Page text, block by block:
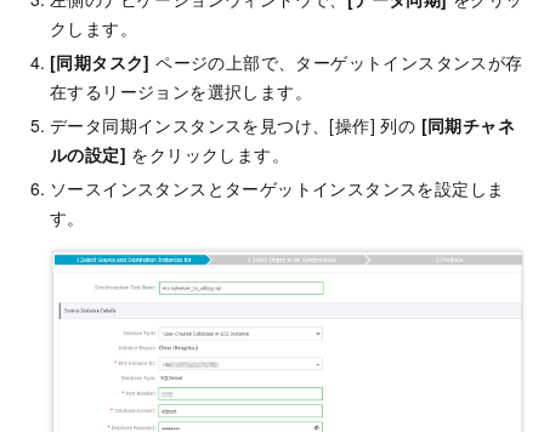
クします。
[同期タスク] ページの上部で、ターゲットインスタンスが存
在するリージョンを選択します。
データ同期インスタンスを見つけ、[操作] 列の [同期チャネ
ルの設定] をクリックします。
ソースインスタンスとターゲットインスタンスを設定しま
す。